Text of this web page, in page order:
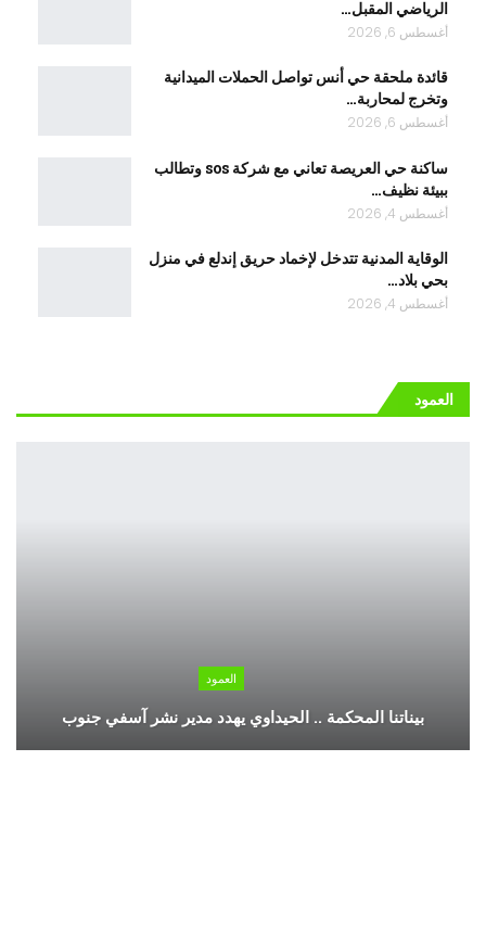
الرياضي المقبل…
أغسطس 6, 2026
قائدة ملحقة حي أنس تواصل الحملات الميدانية
وتخرج لمحاربة…
أغسطس 6, 2026
ساكنة حي العريصة تعاني مع شركة sos وتطالب
ببيئة نظيف…
أغسطس 4, 2026
الوقاية المدنية تتدخل لإخماد حريق إندلع في منزل
بحي بلاد…
أغسطس 4, 2026
العمود
العمود
بيناتنا المحكمة .. الحيداوي يهدد مدير نشر آسفي جنوب